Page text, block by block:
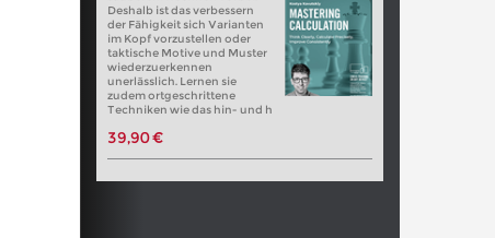
Deshalb ist das verbessern
der Fähigkeit sich Varianten
im Kopf vorzustellen oder
taktische Motive und Muster
wiederzuerkennen
unerlässlich. Lernen sie
zudem ortgeschrittene
Techniken wie das hin- und h
39,90 €